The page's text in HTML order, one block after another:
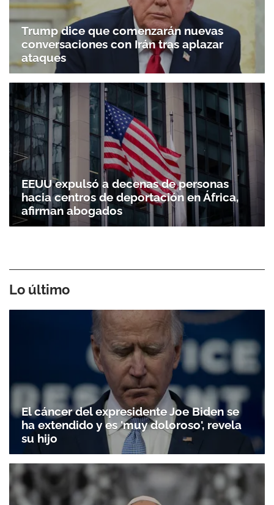
Trump dice que comenzarán nuevas
conversaciones con Irán tras aplazar
ataques
EEUU expulsó a decenas de personas
hacia centros de deportación en África,
afirman abogados
Lo último
El cáncer del expresidente Joe Biden se
ha extendido y es 'muy doloroso', revela
su hijo